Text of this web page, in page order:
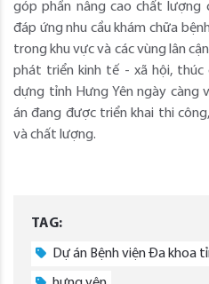
góp phần nâng cao chất lượng
đáp ứng nhu cầu khám chữa
trong khu vực và các vùng lân
phát triển kinh tế - xã hội,
dựng tỉnh Hưng Yên ngày càng
án đang được triển khai thi
và chất lượng.
TAG:
Dự án Bệnh viện Đa khoa